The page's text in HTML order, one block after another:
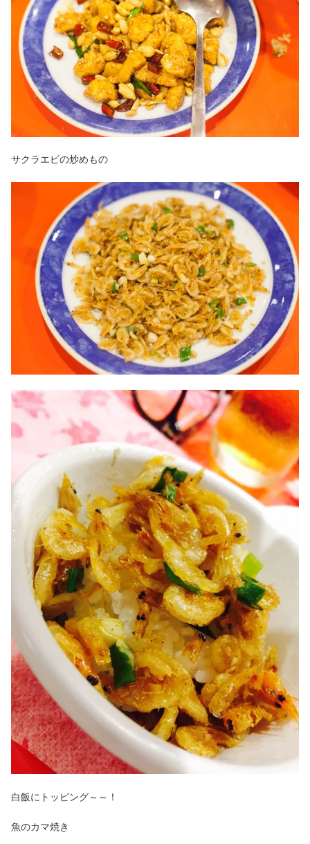
サクラエビの炒めもの
白飯にトッピング～～！
魚のカマ焼き